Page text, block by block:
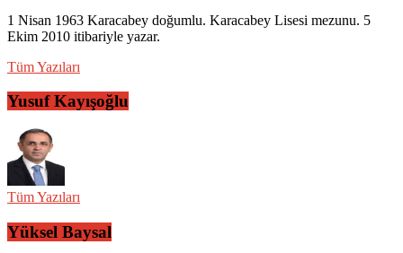
1 Nisan 1963 Karacabey doğumlu. Karacabey Lisesi mezunu. 5
Ekim 2010 itibariyle yazar.
Tüm Yazıları
Yusuf Kayışoğlu
Tüm Yazıları
Yüksel Baysal